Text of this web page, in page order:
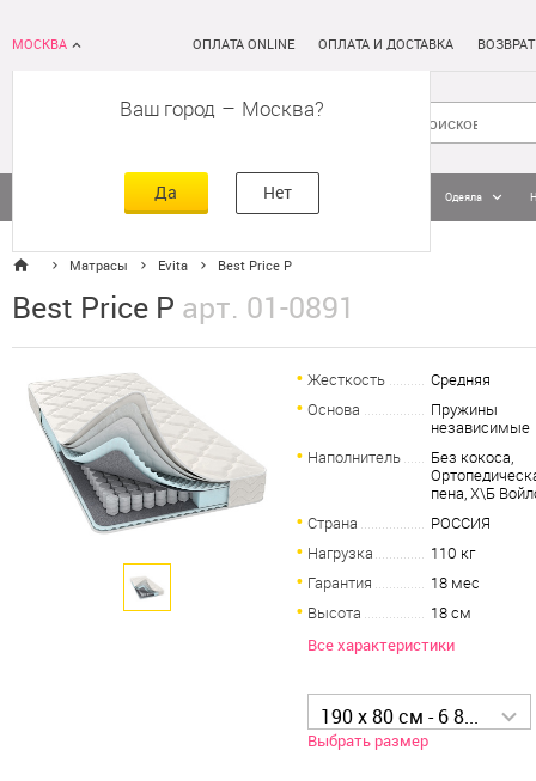
МОСКВА
Ваш город – Москва
Да Нет
ОПЛАТА ONLINE ОПЛАТА И ДОСТАВКА
Кровати Постельное белье Одеяла
Матрасы Evita Best Price P
Best Price P арт. 01-0891
Жесткость
Средняя
Основа
Пружины
независимые
Наполнитель
Без кокоса,
пена, Х\Б
Страна
РОССИЯ
Нагрузка
110 кг
Гарантия
18 мес
Высота
18 см
Все характеристики
190 x 80 см - 6 808 р
Выбрать размер